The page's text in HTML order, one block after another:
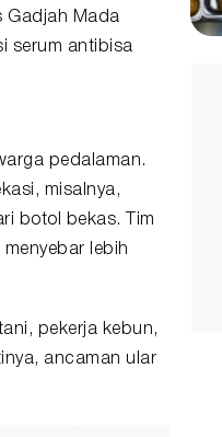
Gadjah Mada
serum antibisa
pedalaman.
misalnya,
botol bekas. Tim
lebih
pekerja kebun,
ancaman ular